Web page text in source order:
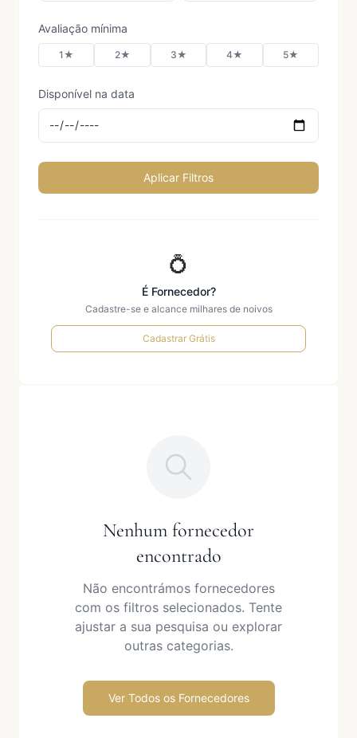
Avaliação mínima
1★ 2★ 3★ 4★ 5★
Disponível na data
Aplicar Filtros
💍
É Fornecedor?
Cadastre-se e alcance milhares de noivos
Cadastrar Grátis
Nenhum fornecedor
encontrado
Não encontrámos fornecedores
com os filtros selecionados. Tente
ajustar a sua pesquisa ou explorar
outras categorias.
Ver Todos os Fornecedores